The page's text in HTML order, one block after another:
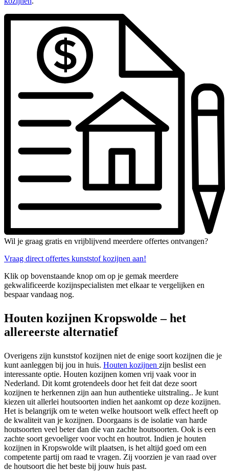
Wil je graag gratis en vrijblijvend meerdere offertes ontvangen?
Vraag direct offertes kunststof kozijnen aan!
Klik op bovenstaande knop om op je gemak meerdere
gekwalificeerde kozijnspecialisten met elkaar te vergelijken en
bespaar vandaag nog.
Houten kozijnen Kropswolde – het
allereerste alternatief
Overigens zijn kunststof kozijnen niet de enige soort kozijnen die je
kunt aanleggen bij jou in huis. Houten kozijnen zijn beslist een
interessante optie. Houten kozijnen komen vrij vaak voor in
Nederland. Dit komt grotendeels door het feit dat deze soort
kozijnen te herkennen zijn aan hun authentieke uitstraling.. Je kunt
kiezen uit allerlei houtsoorten indien het aankomt op deze kozijnen.
Het is belangrijk om te weten welke houtsoort welk effect heeft op
de kwaliteit van je kozijnen. Doorgaans is de isolatie van harde
houtsoorten veel beter dan die van zachte houtsoorten. Ook is een
zachte soort gevoeliger voor vocht en houtrot. Indien je houten
kozijnen in Kropswolde wilt plaatsen, is het altijd goed om een
competente partij om raad te vragen. Zij voorzien je van raad over
de houtsoort die het beste bij jouw huis past.